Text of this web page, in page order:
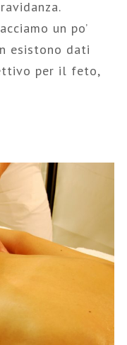
un po’
esistono dati
per il feto,